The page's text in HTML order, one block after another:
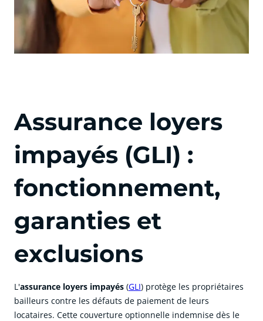
Assurance loyers
impayés (GLI) :
fonctionnement,
garanties et
exclusions
L'assurance loyers impayés (GLI) protège les propriétaires
bailleurs contre les défauts de paiement de leurs
locataires. Cette couverture optionnelle indemnise dès le